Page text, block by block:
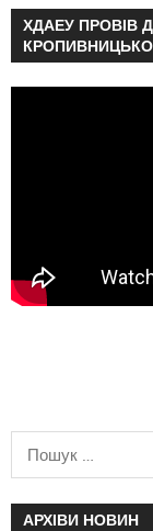
ХДАЕУ ПРОВІВ
АРХІВИ НОВИН